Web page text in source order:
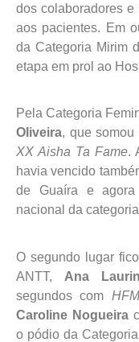
dos colaboradores
aos pacientes. Em
da Categoria Mirim
etapa em prol ao
Pela Categoria
Oliveira, que somou
XX Aisha Ta Fame.
havia vencido
de Guaíra e
nacional da
O segundo lugar
ANTT, Ana
segundos com
Caroline Nogueira
o pódio da